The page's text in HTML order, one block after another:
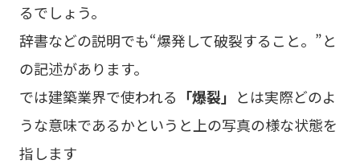
るでしょう。
辞書などの説明でも“爆発して破裂すること。”と
の記述があります。
では建築業界で使われる 「爆裂」 とは実際どのよ
うな意味であるかというと上の写真の様な状態を
指します